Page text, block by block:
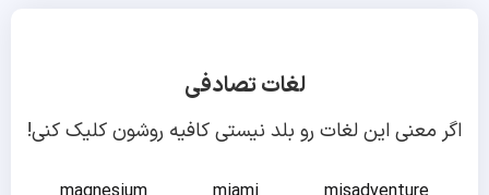
لغات تصادفی
اگر معنی این لغات رو بلد نیستی کافیه روشون کلیک کنی!